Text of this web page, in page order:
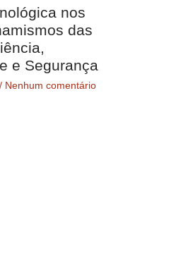
nos
das
e Segurança
Nenhum comentário